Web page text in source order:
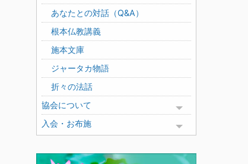
あなたとの対話（Q&A）
根本仏教講義
施本文庫
ジャータカ物語
折々の法話
協会について
Toggle menu
入会・お布施
Toggle menu